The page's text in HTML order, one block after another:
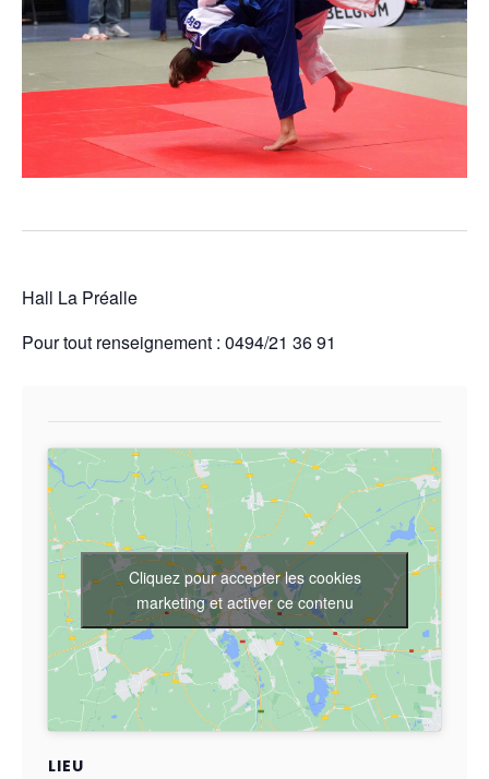
Hall La Préalle
Pour tout renseignement : 0494/21 36 91
LIEU
Cliquez pour accepter les cookies
marketing et activer ce contenu